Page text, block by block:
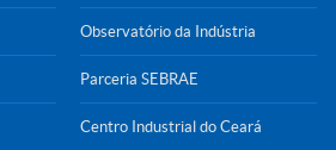
Observatório da Indústria
Parceria SEBRAE
Centro Industrial do Ceará